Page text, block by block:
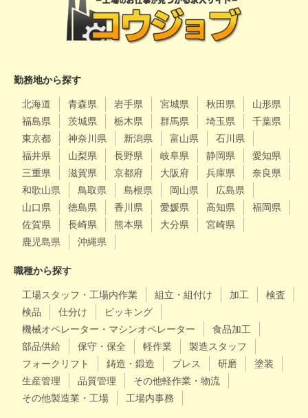
勤務地から探す
北海道 青森県 岩手県 宮城県 秋田県
山形県
福島県
茨城県 栃木県 群馬県 埼玉県
千葉県
東京都
神奈川県 新潟県 富山県
石川県
福井県
山梨県 長野県 岐阜県 静岡県
愛知県
三重県
滋賀県 京都府 大阪府 兵庫県
奈良県
和歌山県
鳥取県 島根県 岡山県
広島県
山口県
徳島県 香川県 愛媛県 高知県
福岡県
佐賀県
長崎県 熊本県 大分県
宮崎県
鹿児島県
沖縄県
職種から探す
工場スタッフ・工場内作業 組立・組付け 加工
検査
検品
仕分け
ピッキング
機械オペレーター・マシンオペレーター
食品加工
部品供給
保守・保全 軽作業
製造スタッフ
フォークリフト
鋳造・鍛造 プレス 研磨
塗装
生産管理
品質管理
その他軽作業・物流
その他製造業・工場
工場内事務